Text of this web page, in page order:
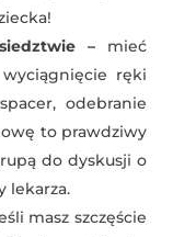
– mieć
ręki
odebranie
to prawdziwy
do dyskusji o
lekarza.
masz szczęście